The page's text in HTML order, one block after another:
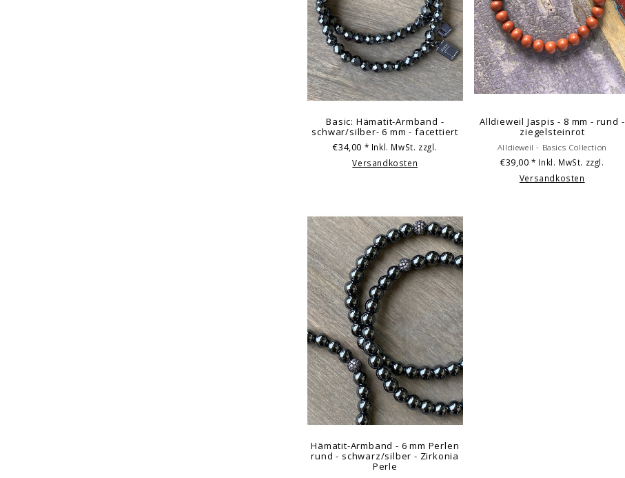
Basic: Hämatit-Armband -
schwar/silber- 6 mm - facettiert
€34,00 * Inkl. MwSt. zzgl.
Versandkosten
Alldieweil Jaspis - 8 mm - rund -
ziegelsteinrot
Alldieweil - Basics Collection
€39,00* Inkl. MwSt. zzgl.
Versandkosten
Hämatit-Armband - 6 mm Perlen
rund - schwarz/silber - Zirkonia
Perle